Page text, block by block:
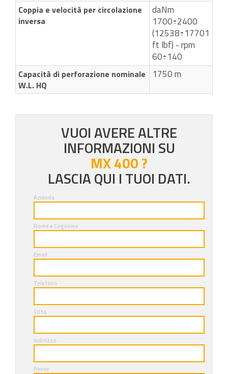
Coppia e velocità per circolazione
inversa
daNm
1700÷2400
(12538÷17701
ft lbf) - rpm
60÷140
Capacità di perforazione nominale
W.L. HQ
1750 m
VUOI AVERE ALTRE
INFORMAZIONI SU
MX 400 ?
LASCIA QUI I TUOI DATI.
Azienda
Nome e Cognome
Email
Telefono
Citta
Indirizzo
Paese